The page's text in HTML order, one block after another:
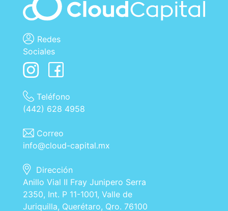
Redes
Sociales
Teléfono
(442) 628 4958
Correo
info@cloud-capital.mx
Dirección
Anillo Vial II Fray Junipero Serra
2350, Int. P 11-1001, Valle de
Juriquilla, Querétaro, Qro. 76100